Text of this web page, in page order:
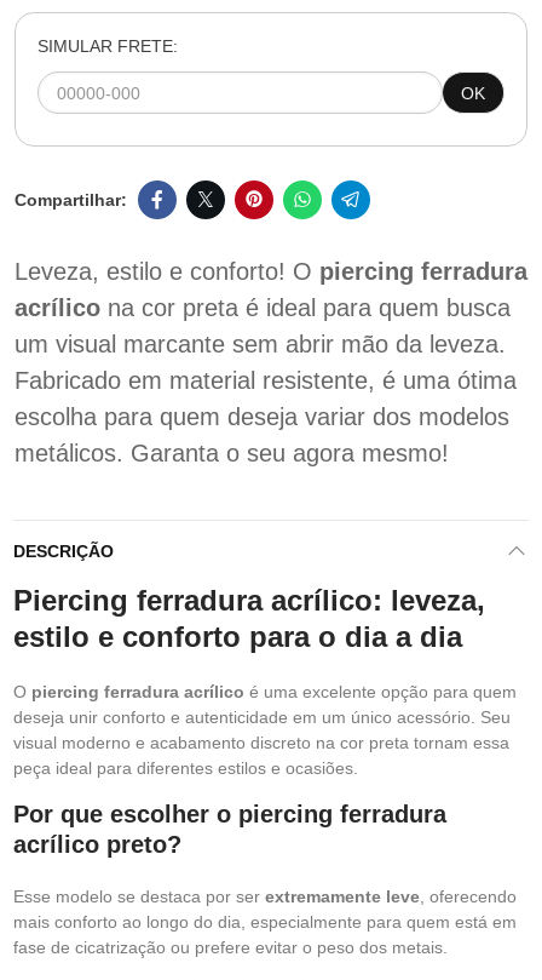
SIMULAR FRETE:
OK
Leveza, estilo e conforto! O piercing ferradura
acrílico na cor preta é ideal para quem busca
um visual marcante sem abrir mão da leveza.
Fabricado em material resistente, é uma ótima
escolha para quem deseja variar dos modelos
metálicos. Garanta o seu agora mesmo!
DESCRIÇÃO
Piercing ferradura acrílico: leveza,
estilo e conforto para o dia a dia
O piercing ferradura acrílico é uma excelente opção para quem
deseja unir conforto e autenticidade em um único acessório. Seu
visual moderno e acabamento discreto na cor preta tornam essa
peça ideal para diferentes estilos e ocasiões.
Por que escolher o piercing ferradura
acrílico preto?
Esse modelo se destaca por ser extremamente leve , oferecendo
mais conforto ao longo do dia, especialmente para quem está em
fase de cicatrização ou prefere evitar o peso dos metais.